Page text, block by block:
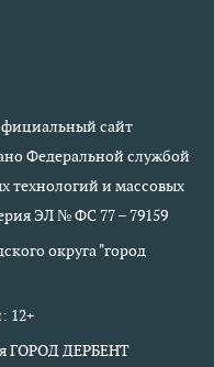
сайт
Федеральной службой
технологий и массовых
ЭЛ № ФС 77 – 79159
округа "город
12+
ГОРОД ДЕРБЕНТ